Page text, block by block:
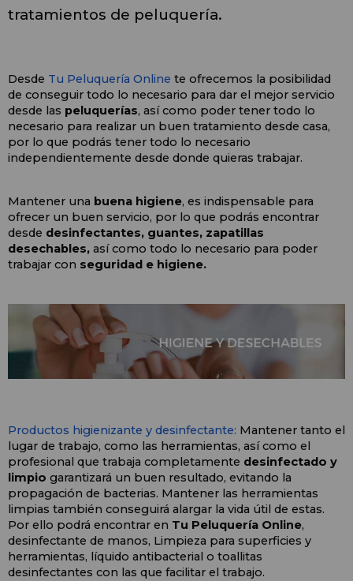
tratamientos de peluquería.
Desde Tu Peluquería Online te ofrecemos la posibilidad
de conseguir todo lo necesario para dar el mejor servicio
desde las peluquerías, así como poder tener todo lo
necesario para realizar un buen tratamiento desde casa,
por lo que podrás tener todo lo necesario
independientemente desde donde quieras trabajar.
Mantener una buena higiene, es indispensable para
ofrecer un buen servicio, por lo que podrás encontrar
desde desinfectantes, guantes, zapatillas
desechables, así como todo lo necesario para poder
trabajar con seguridad e higiene.
Productos higienizante y desinfectante: Mantener tanto el
lugar de trabajo, como las herramientas, así como el
profesional que trabaja completamente desinfectado y
limpio garantizará un buen resultado, evitando la
propagación de bacterias. Mantener las herramientas
limpias también conseguirá alargar la vida útil de estas.
Por ello podrá encontrar en Tu Peluquería Online,
desinfectante de manos, Limpieza para superficies y
herramientas, líquido antibacterial o toallitas
desinfectantes con las que facilitar el trabajo.